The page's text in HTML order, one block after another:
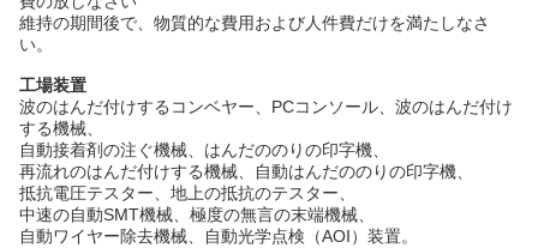
維持の期間後で、物質的な費用および人件費だけを満たしなさ
い。
工場装置
波のはんだ付けするコンベヤー、PCコンソール、波のはんだ付け
する機械、
自動接着剤の注ぐ機械、はんだののりの印字機、
再流れのはんだ付けする機械、自動はんだののりの印字機、
抵抗電圧テスター、地上の抵抗のテスター、
中速の自動SMT機械、極度の無言の末端機械、
自動ワイヤー除去機械、自動光学点検（AOI）装置。